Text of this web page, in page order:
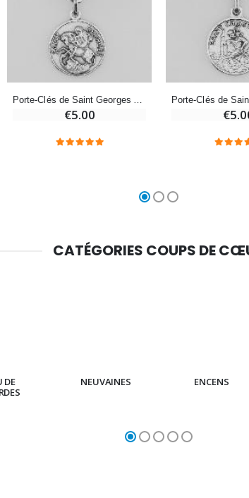
€23.00
Porte-Clés de Saint Georges Argenté avec Prière
€5.00
CATÉGORIES COUPS DE
DE
NEUVAINES ENCENS